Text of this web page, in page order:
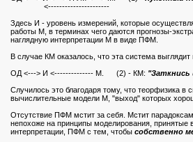
<----------------------
Здесь И - уровень измерений, которые
работы М, в терминах чего даются прогнозы-
наглядную интерпретации М в виде ПФМ.
В случае КМ оказалось, что эта система выглядит
ОД <---> И <-------------- М. (2) - КМ: "Заткнись
Случилось это благодаря тому, что теорфизика в
вычислительные модели М, "выход" которых
Отсутствие ПФМ мстит за себя. Мстит
непохоже на принципы моделирования, принятые
интерпретации, ПФМ с тем, чтобы собственно